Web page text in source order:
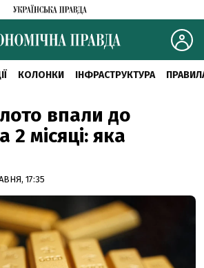
КОЛОНКИ ІНФРАСТРУКТУРА
впали до
2 місяці: яка
17:35